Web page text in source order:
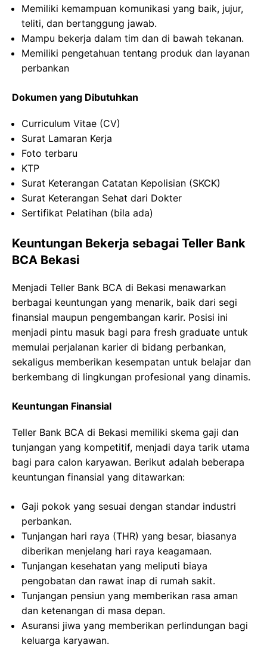
Memiliki kemampuan komunikasi yang baik, jujur,
teliti, dan bertanggung jawab.
Mampu bekerja dalam tim dan di bawah tekanan.
Memiliki pengetahuan tentang produk dan layanan
perbankan
Dokumen yang Dibutuhkan
Curriculum Vitae (CV)
Surat Lamaran Kerja
Foto terbaru
KTP
Surat Keterangan Catatan Kepolisian (SKCK)
Surat Keterangan Sehat dari Dokter
Sertifikat Pelatihan (bila ada)
Keuntungan Bekerja sebagai Teller Bank
BCA Bekasi
Menjadi Teller Bank BCA di Bekasi menawarkan
berbagai keuntungan yang menarik, baik dari segi
finansial maupun pengembangan karir. Posisi ini
menjadi pintu masuk bagi para fresh graduate untuk
memulai perjalanan karier di bidang perbankan,
sekaligus memberikan kesempatan untuk belajar dan
berkembang di lingkungan profesional yang dinamis.
Keuntungan Finansial
Teller Bank BCA di Bekasi memiliki skema gaji dan
tunjangan yang kompetitif, menjadi daya tarik utama
bagi para calon karyawan. Berikut adalah beberapa
keuntungan finansial yang ditawarkan:
Gaji pokok yang sesuai dengan standar industri
perbankan.
Tunjangan hari raya (THR) yang besar, biasanya
diberikan menjelang hari raya keagamaan.
Tunjangan kesehatan yang meliputi biaya
pengobatan dan rawat inap di rumah sakit.
Tunjangan pensiun yang memberikan rasa aman
dan ketenangan di masa depan.
Asuransi jiwa yang memberikan perlindungan bagi
keluarga karyawan.